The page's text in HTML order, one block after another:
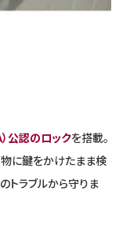
公認のロックを搭載。
に鍵をかけたまま検
トラブルから守りま